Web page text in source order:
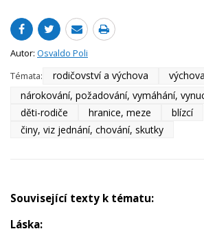
Autor: Osvaldo Poli
Témata:
rodičovství a výchova výchova
nárokování, požadování, vymáhání,
děti-rodiče
hranice, meze
blízcí
činy, viz jednání, chování, skutky
Související texty k tématu:
Láska: